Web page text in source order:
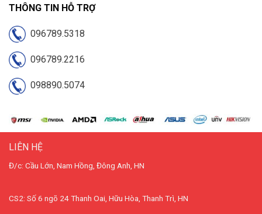
THÔNG TIN HỖ TRỢ
096789.5318
096789.2216
098890.5074
LIÊN HỆ
Đ/c: Cầu Lớn, Nam Hồng, Đông Anh, HN
CS2: Số 6 ngõ 24 Thanh Oai, Hữu Hòa, Thanh Trì, HN